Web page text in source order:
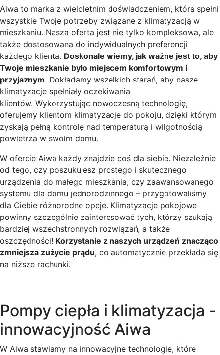
Aiwa to marka z wieloletnim doświadczeniem, która spełni
wszystkie Twoje potrzeby związane z klimatyzacją w
mieszkaniu. Nasza oferta jest nie tylko kompleksowa, ale
także dostosowana do indywidualnych preferencji
każdego klienta. Doskonale wiemy, jak ważne jest to, aby
Twoje mieszkanie było miejscem komfortowym i
przyjaznym. Dokładamy wszelkich starań, aby nasze
klimatyzacje spełniały oczekiwania
klientów. Wykorzystując nowoczesną technologię,
oferujemy klientom klimatyzacje do pokoju, dzięki którym
zyskają pełną kontrolę nad temperaturą i wilgotnością
powietrza w swoim domu.
W ofercie Aiwa każdy znajdzie coś dla siebie. Niezależnie
od tego, czy poszukujesz prostego i skutecznego
urządzenia do małego mieszkania, czy zaawansowanego
systemu dla domu jednorodzinnego – przygotowaliśmy
dla Ciebie różnorodne opcje. Klimatyzacje pokojowe
powinny szczególnie zainteresować tych, którzy szukają
bardziej wszechstronnych rozwiązań, a także
oszczędności! Korzystanie z naszych urządzeń znacząco
zmniejsza zużycie prądu, co automatycznie przekłada się
na niższe rachunki.
Pompy ciepła i klimatyzacja -
innowacyjność Aiwa
W Aiwa stawiamy na innowacyjne technologie, które